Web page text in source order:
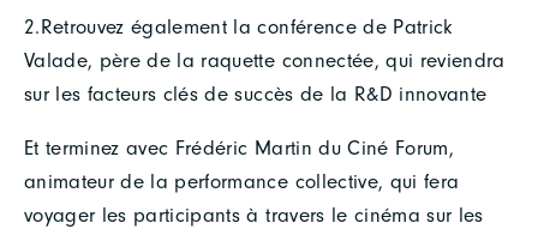
2.Retrouvez également la conférence de Patrick
Valade, père de la raquette connectée, qui reviendra
sur les facteurs clés de succès de la R&D innovante
Et terminez avec Frédéric Martin du Ciné Forum,
animateur de la performance collective, qui fera
voyager les participants à travers le cinéma sur les